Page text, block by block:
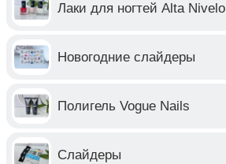
Лаки для ногтей Alta Nivelo
Новогодние слайдеры
Полигель Vogue Nails
Слайдеры